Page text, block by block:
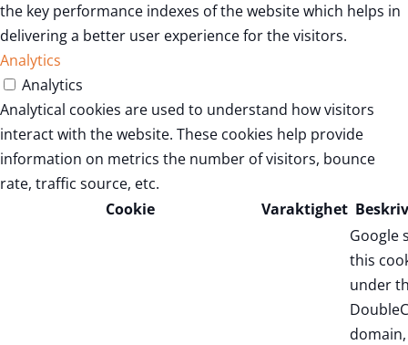
the key performance indexes of the website which helps in
delivering a better user experience for the visitors.
Analytics
Analytics
Analytical cookies are used to understand how visitors
interact with the website. These cookies help provide
information on metrics the number of visitors, bounce
rate, traffic source, etc.
Cookie
Varaktighet
Google
this
under
domain,